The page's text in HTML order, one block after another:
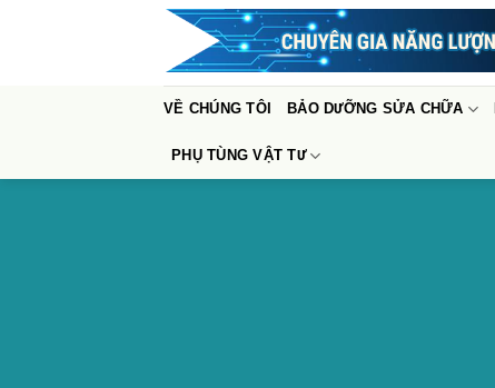
VỀ CHÚNG TÔI BẢO DƯỠNG SỬA CHỮA
PHỤ TÙNG VẬT TƯ